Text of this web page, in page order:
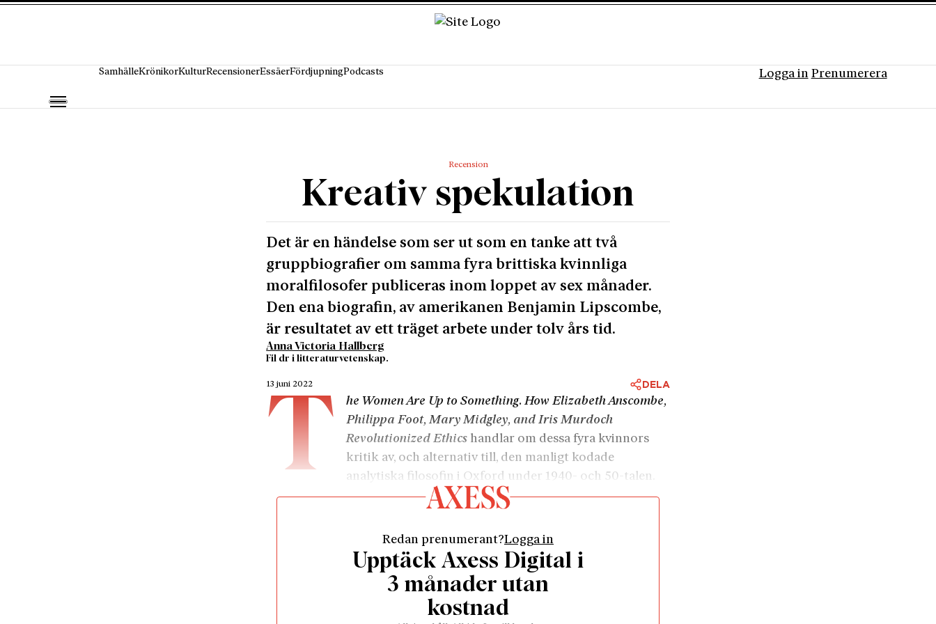
SamhälleKrönikorKulturRecensionerEssäerFördjupningPodcasts Logga in Prenumerera
Recension
Kreativ spekulation
Det är en händelse som ser ut som en tanke att två
gruppbiografier om samma fyra brittiska kvinnliga
moralfilosofer publiceras inom loppet av sex månader.
Den ena biografin, av amerikanen Benjamin Lipscombe,
är resultatet av ett träget arbete under tolv års tid.
Anna Victoria Hallberg
Fil dr i litteraturvetenskap.
13 juni 2022 DELA
T
he Women Are Up to Something. How Elizabeth Anscombe,
Philippa Foot, Mary Midgley, and Iris Murdoch
Revolutionized Ethics handlar om dessa fyra kvinnors
kritik av, och alternativ till, den manligt kodade
analytiska filosofin i Oxford under 1940- och 50-talen.
Lipscombe vill skapa ett gemensamt narrativ för fyra disparata
växlar mellan ambitionen att vara en syntetiserande filosofisk
historieskrivning och levnadsteckning. Metoden är delvis briljant även
om resultatet blir en smula ojämnt.
Metaphysical Animals. How Four Women Brought Philosophy Back to
är skriven av Clare Mac Cumhaill och Rachael Wiseman. De har
Redan prenumerant?Logga in
Upptäck Axess Digital i
3 månader utan
kostnad